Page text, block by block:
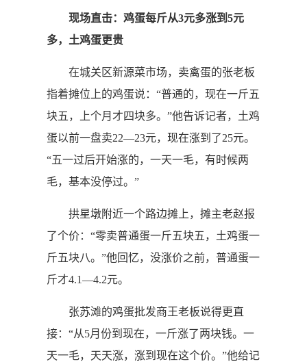
现场直击：鸡蛋每斤从3元多涨到5元
多，土鸡蛋更贵
在城关区新源菜市场，卖禽蛋的张老板
指着摊位上的鸡蛋说：“普通的，现在一斤五
块五，上个月才四块多。”他告诉记者，土鸡
蛋以前一盘卖22—23元，现在涨到了25元。
“五一过后开始涨的，一天一毛，有时候两
毛，基本没停过。”
拱星墩附近一个路边摊上，摊主老赵报
了个价：“零卖普通蛋一斤五块五，土鸡蛋一
斤五块八。”他回忆，没涨价之前，普通蛋一
斤才4.1—4.2元。
张苏滩的鸡蛋批发商王老板说得更直
接：“从5月份到现在，一斤涨了两块钱。一
天一毛，天天涨，涨到现在这个价。”他给记